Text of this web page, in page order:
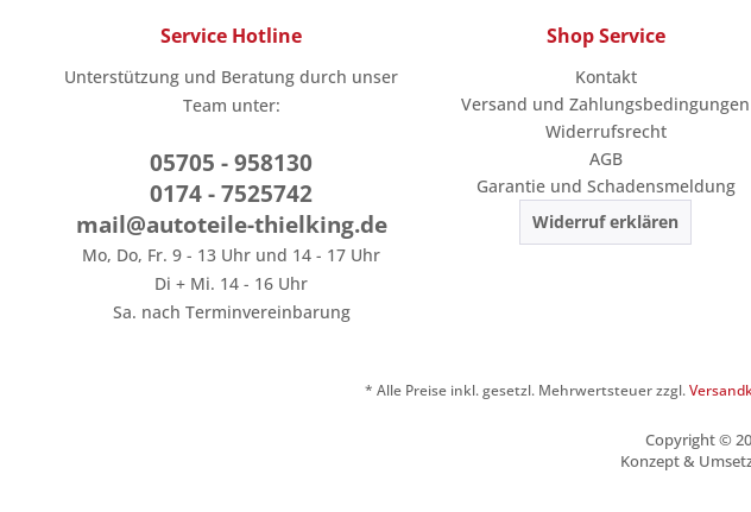
Service Hotline
Unterstützung und Beratung durch unser
Team unter:
05705 - 958130
0174 - 7525742
mail@autoteile-thielking.de
Mo, Do, Fr. 9 - 13 Uhr und 14 - 17 Uhr
Di + Mi. 14 - 16 Uhr
Sa. nach Terminvereinbarung
Shop Service
Kontakt
Versand und Zahlungsbedingungen
Widerrufsrecht
AGB
Garantie und Schadensmeldung
Widerruf erklären
* Alle Preise inkl. gesetzl. Mehrwertsteuer zzgl.
Copyright ©
Konzept &